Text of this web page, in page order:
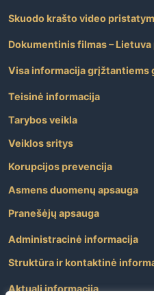
Skuodo krašto video
Dokumentinis filmas –
Visa informacija grįžtantiems
Teisinė informacija
Tarybos veikla
Veiklos sritys
Korupcijos prevencija
Asmens duomenų apsauga
Pranešėjų apsauga
Administracinė informacija
Struktūra ir kontaktinė
Aktuali informacija